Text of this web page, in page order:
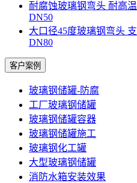
耐腐蚀玻璃钢弯头 耐高
DN50
大口径45度玻璃钢弯头
DN80
客户案例
玻璃钢储罐-防腐
工厂玻璃钢储罐
玻璃钢储罐容器
玻璃钢储罐施工
玻璃钢化工罐
大型玻璃钢储罐
消防水箱安装效果